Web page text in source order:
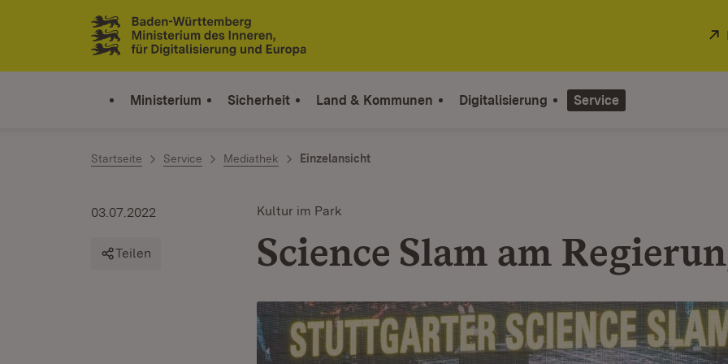
Zum Inhalt springen
Link zur Startseite
Ministerium Sicherheit Land & Kommunen Digitalisierung Service
Startseite Service Mediathek Einzelansicht
Kultur im Park
Science Slam am
03.07.2022
Teilen